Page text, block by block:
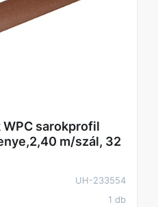
sarokprofil
m/szál, 32
UH-233554
1 db